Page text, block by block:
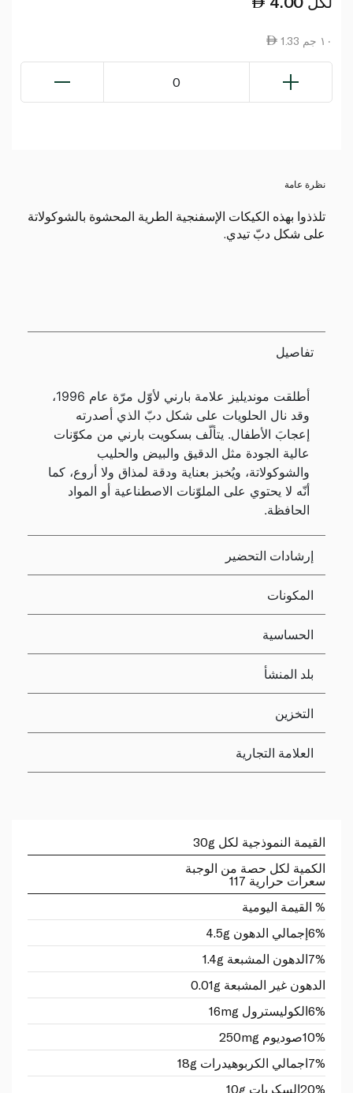
1.33 ١٠ جم
0
نظرة عامة
تلذذوا بهذه الكيكات الإسفنجية الطرية المحشوة بالشوكولاتة
على شكل دبّ تيدي.
تفاصيل
أطلقت مونديليز علامة بارني لأوّل مرّة عام 1996،
وقد نال الحلويات على شكل دبّ الذي أصدرته
إعجابَ الأطفال. يتألّف بسكويت بارني من مكوّنات
عالية الجودة مثل الدقيق والبيض والحليب
والشوكولاتة، ويُخبز بعناية ودقة لمذاق ولا أروع، كما
أنّه لا يحتوي على الملوّنات الاصطناعية أو المواد
الحافظة.
إرشادات التحضير
المكونات
الحساسية
بلد المنشأ
التخزين
العلامة التجارية
القيمة النموذجية لكل 30g
الكمية لكل حصة من الوجبة
سعرات حرارية 117
% القيمة اليومية
إجمالي الدهون 4.5g6%
الدهون المشبعة 1.4g7%
الدهون غير المشبعة 0.01g
الكوليسترول 16mg6%
صوديوم 250mg10%
اجمالي الكربوهيدرات 18g7%
السكريات 10g20%